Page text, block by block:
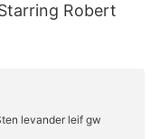
Robert